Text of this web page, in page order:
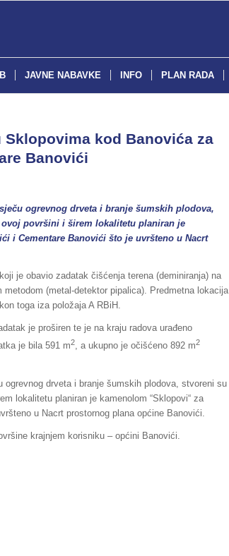
JAVNE NABAVKE INFO PLAN RADA
kod Banovića za
Banovići
ogrevnog drveta i branje šumskih plodova,
površini i širem lokalitetu planiran je
i Cementare Banovići što je uvršteno u Nacrt
je obavio zadatak čišćenja terena (deminiranja) na
(metal-detektor pipalica). Predmetna lokacija
toga iza položaja A RBiH.
je proširen te je na kraju radova urađeno
je bila 591 m2, a ukupno je očišćeno 892 m2
drveta i branje šumskih plodova, stvoreni su
lokalitetu planiran je kamenolom “Sklopovi“ za
u Nacrt prostornog plana općine Banovići.
krajnjem korisniku – općini Banovići.